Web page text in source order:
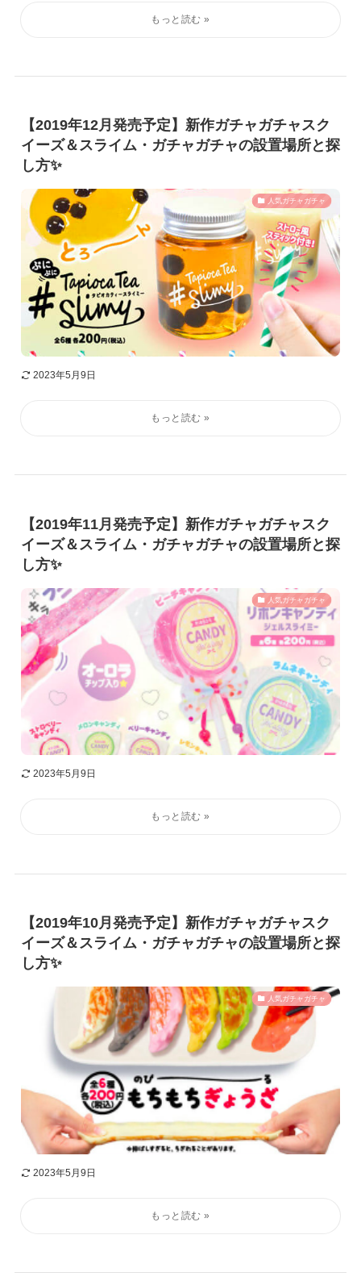
【2019年12月発売予定】新作ガチャガチャスク
イーズ＆スライム・ガチャガチャの設置場所と探
し方✨
人気ガチャガチャ
2023年5月9日
【2019年11月発売予定】新作ガチャガチャスク
イーズ＆スライム・ガチャガチャの設置場所と探
し方✨
人気ガチャガチャ
2023年5月9日
【2019年10月発売予定】新作ガチャガチャスク
イーズ＆スライム・ガチャガチャの設置場所と探
し方✨
人気ガチャガチャ
2023年5月9日